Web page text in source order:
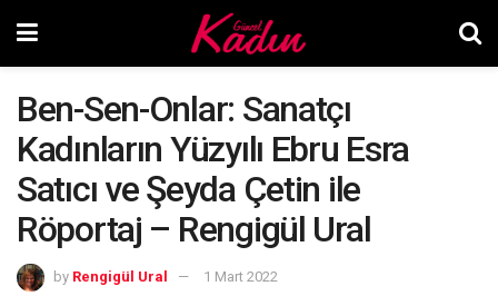
Ben-Sen-Onlar: Sanatçı
Kadınların Yüzyılı Ebru Esra
Satıcı ve Şeyda Çetin ile
Röportaj – Rengigül Ural
by Rengigül Ural 1 Mart 2022